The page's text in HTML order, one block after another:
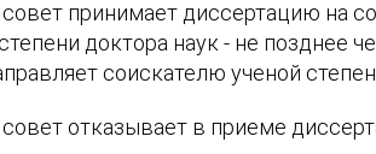
принимает диссертацию на
доктора наук - не позднее
соискателю ученой
отказывает в приеме